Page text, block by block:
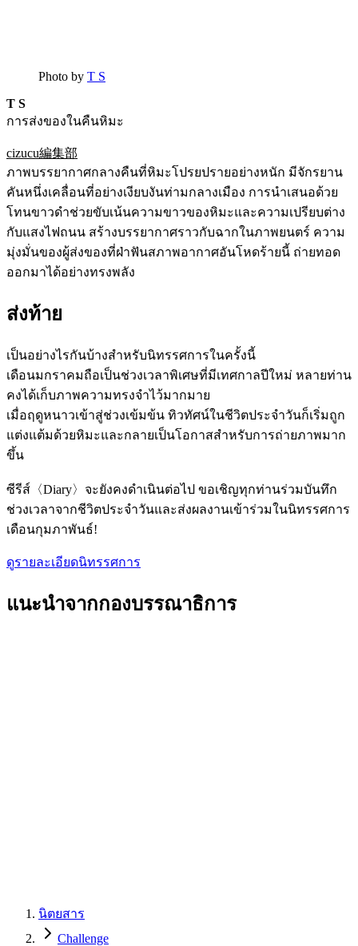
Photo by T S
T S
การส่งของในคืนหิมะ
cizucu編集部
ภาพบรรยากาศกลางคืนที่หิมะโปรยปรายอย่างหนัก มีจักรยาน
คันหนึ่งเคลื่อนที่อย่างเงียบงันท่ามกลางเมือง การนำเสนอด้วย
โทนขาวดำช่วยขับเน้นความขาวของหิมะและความเปรียบต่าง
กับแสงไฟถนน สร้างบรรยากาศราวกับฉากในภาพยนตร์ ความ
มุ่งมั่นของผู้ส่งของที่ฝ่าฟันสภาพอากาศอันโหดร้ายนี้ ถ่ายทอด
ออกมาได้อย่างทรงพลัง
ส่งท้าย
เป็นอย่างไรกันบ้างสำหรับนิทรรศการในครั้งนี้
เดือนมกราคมถือเป็นช่วงเวลาพิเศษที่มีเทศกาลปีใหม่ หลายท่าน
คงได้เก็บภาพความทรงจำไว้มากมาย
เมื่อฤดูหนาวเข้าสู่ช่วงเข้มข้น ทิวทัศน์ในชีวิตประจำวันก็เริ่มถูก
แต่งแต้มด้วยหิมะและกลายเป็นโอกาสสำหรับการถ่ายภาพมาก
ขึ้น
ซีรีส์〈Diary〉จะยังคงดำเนินต่อไป ขอเชิญทุกท่านร่วมบันทึก
ช่วงเวลาจากชีวิตประจำวันและส่งผลงานเข้าร่วมในนิทรรศการ
เดือนกุมภาพันธ์!
ดูรายละเอียดนิทรรศการ
แนะนำจากกองบรรณาธิการ
นิตยสาร
Challenge